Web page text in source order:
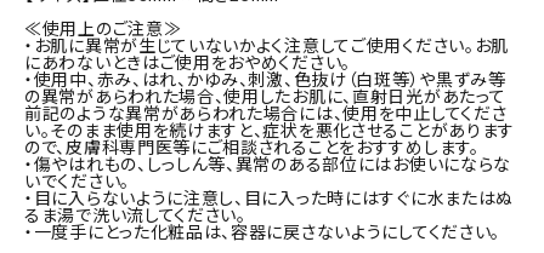
≪使用上のご注意≫
・お肌に異常が生じていないかよく注意してご使用ください。お肌
にあわないときはご使用をおやめください。
・使用中、赤み、はれ、かゆみ、刺激、色抜け（白斑等）や黒ずみ等
の異常があらわれた場合、使用したお肌に、直射日光があたって
前記のような異常があらわれた場合には、使用を中止してくださ
い。そのまま使用を続けますと、症状を悪化させることがあります
ので、皮膚科専門医等にご相談されることをおすすめします。
・傷やはれもの、しっしん等、異常のある部位にはお使いにならな
いでください。
・目に入らないように注意し、目に入った時にはすぐに水またはぬ
るま湯で洗い流してください。
・一度手にとった化粧品は、容器に戻さないようにしてください。